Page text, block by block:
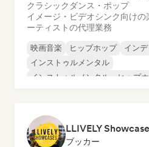
クラシック ダンス・ポップ
イメージ・ビデオシンク向け
ーティストの代理業務
映画音楽 ヒップホップ
イン
インストゥルメンタル
インストゥルメンタル・ヒップ
LLIVELY
ブッカー